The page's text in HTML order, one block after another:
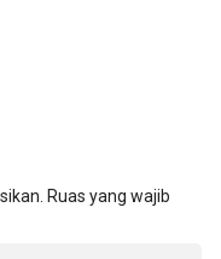
Ruas yang wajib